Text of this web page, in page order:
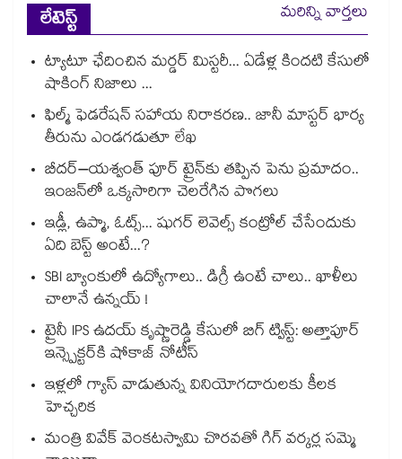
లేటెస్ట్
మరిన్ని వార్తలు
ట్యాటూ ఛేదించిన మర్డర్ మిస్టరీ... ఏడేళ్ల కిందటి కేసులో
షాకింగ్ నిజాలు ...
ఫిల్మ్ ఫెడరేషన్ సహాయ నిరాకరణ.. జానీ మాస్టర్ భార్య
తీరును ఎండగడుతూ లేఖ
బీదర్–యశ్వంత్ పూర్ ట్రైన్‎కు తప్పిన పెను ప్రమాదం..
ఇంజన్‎లో ఒక్కసారిగా చెలరేగిన పొగలు
ఇడ్లీ, ఉప్మా, ఓట్స్... షుగర్ లెవెల్స్ కంట్రోల్ చేసేందుకు
ఏది బెస్ట్ అంటే...?
SBI బ్యాంకులో ఉద్యోగాలు.. డిగ్రీ ఉంటే చాలు.. ఖాళీలు
చాలానే ఉన్నయ్ !
ట్రైనీ IPS ఉదయ్ కృష్ణారెడ్డి కేసులో బిగ్ ట్విస్ట్: అత్తాపూర్
ఇన్స్పెక్టర్‎కి షోకాజ్ నోటీస్
ఇళ్లలో గ్యాస్ వాడుతున్న వినియోగదారులకు కీలక
హెచ్చరిక
మంత్రి వివేక్ వెంకటస్వామి చొరవతో గిగ్ వర్కర్ల సమ్మె